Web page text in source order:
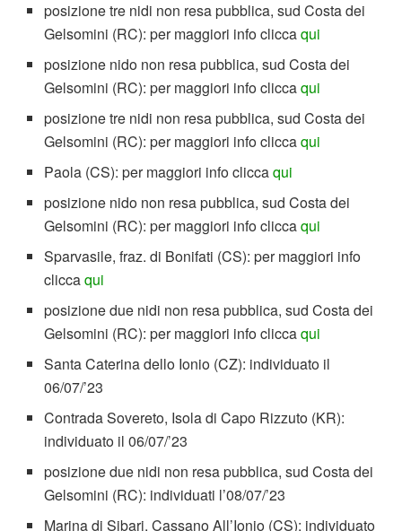
posizione tre nidi non resa pubblica, sud Costa dei
Gelsomini (RC): per maggiori info cliccaqui
posizione nido non resa pubblica, sud Costa dei
Gelsomini (RC): per maggiori info cliccaqui
posizione tre nidi non resa pubblica, sud Costa dei
Gelsomini (RC): per maggiori info cliccaqui
Paola (CS): per maggiori info cliccaqui
posizione nido non resa pubblica, sud Costa dei
Gelsomini (RC): per maggiori info cliccaqui
Sparvasile, fraz. di Bonifati (CS): per maggiori info
cliccaqui
posizione due nidi non resa pubblica, sud Costa dei
Gelsomini (RC): per maggiori info cliccaqui
Santa Caterina dello Ionio (CZ): individuato il
06/07/’23
Contrada Sovereto, Isola di Capo Rizzuto (KR):
individuato il 06/07/’23
posizione due nidi non resa pubblica, sud Costa dei
Gelsomini (RC): individuati l’08/07/’23
Marina di Sibari, Cassano All’Ionio (CS): individuato